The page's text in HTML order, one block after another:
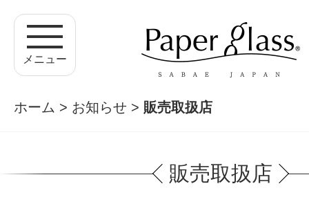
メニュー
ホーム > お知らせ > 販売取扱店
販売取扱店